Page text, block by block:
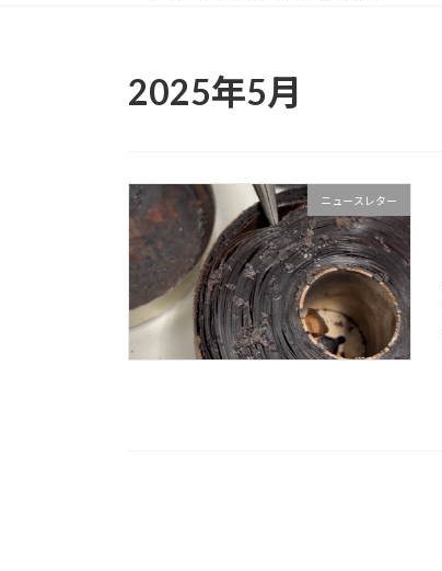
2025年5月
ニュースレター